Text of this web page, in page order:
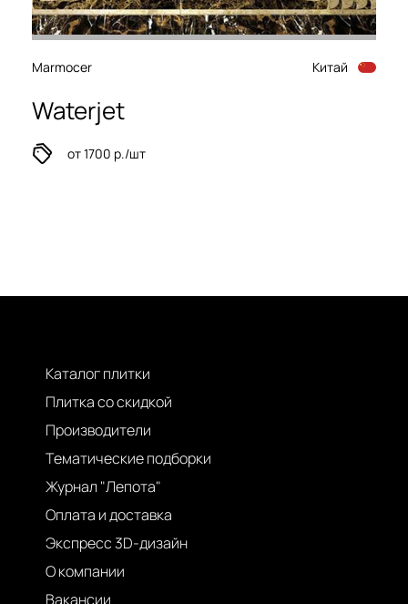
Marmocer Китай
Waterjet
от 1700 р./шт
Каталог плитки
Плитка со скидкой
Производители
Тематические подборки
Журнал "Лепота"
Оплата и доставка
Экспресс 3D-дизайн
О компании
Вакансии